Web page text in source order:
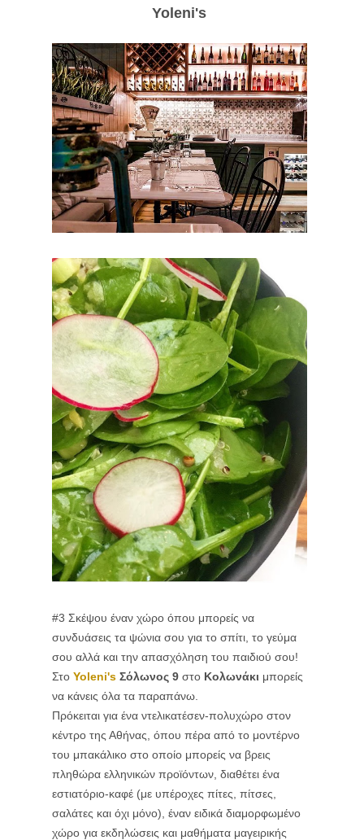
Yoleni's
#3 Σκέψου έναν χώρο όπου μπορείς να
συνδυάσεις τα ψώνια σου για το σπίτι, το γεύμα
σου αλλά και την απασχόληση του παιδιού σου!
Στο Yoleni's Σόλωνος 9 στο Κολωνάκι μπορείς
να κάνεις όλα τα παραπάνω.
Πρόκειται για ένα ντελικατέσεν-πολυχώρο στον
κέντρο της Αθήνας, όπου πέρα από το μοντέρνο
του μπακάλικο στο οποίο μπορείς να βρεις
πληθώρα ελληνικών προϊόντων, διαθέτει ένα
εστιατόριο-καφέ (με υπέροχες πίτες, πίτσες,
σαλάτες και όχι μόνο), έναν ειδικά διαμορφωμένο
χώρο για εκδηλώσεις και μαθήματα μαγειρικής